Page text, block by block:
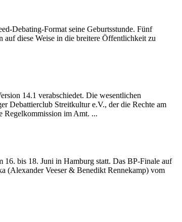
Debating-Format seine Geburtsstunde. Fünf
diese Weise in die breitere Öffentlichkeit zu
14.1 verabschiedet. Die wesentlichen
Debattierclub Streitkultur e.V., der die Rechte am
Regelkommission im Amt. ...
16. bis 18. Juni in Hamburg statt. Das BP-Finale auf
(Alexander Veeser & Benedikt Rennekamp) vom